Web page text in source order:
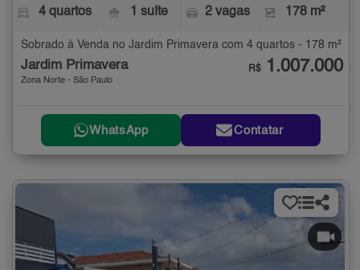
4 quartos 1 suíte 2 vagas 178 m²
Sobrado à Venda no Jardim Primavera com 4 quartos - 178 m²
Jardim Primavera
Zona Norte - São Paulo
R$ 1.007.000
WhatsApp Contatar